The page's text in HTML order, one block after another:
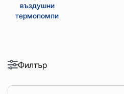
въздушни
термопомпи
Филтър